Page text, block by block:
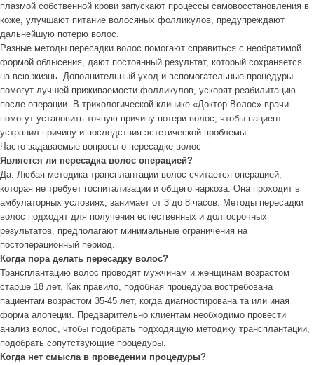
плазмой собственной крови запускают процессы самовосстановления в
коже, улучшают питание волосяных фолликулов, предупреждают
дальнейшую потерю волос.
Разные методы пересадки волос помогают справиться с необратимой
формой облысения, дают постоянный результат, который сохраняется
на всю жизнь. Дополнительный уход и вспомогательные процедуры
помогут лучшей приживаемости фолликулов, ускорят реабилитацию
после операции. В трихологической клинике «Доктор Волос» врачи
помогут установить точную причину потери волос, чтобы пациент
устранил причину и последствия эстетической проблемы.
Часто задаваемые вопросы о пересадке волос
Является ли пересадка волос операцией?
Да. Любая методика трансплантации волос считается операцией,
которая не требует госпитализации и общего наркоза. Она проходит в
амбулаторных условиях, занимает от 3 до 8 часов. Методы пересадки
волос подходят для получения естественных и долгосрочных
результатов, предполагают минимальные ограничения на
постоперационный период.
Когда пора делать пересадку волос?
Трансплантацию волос проводят мужчинам и женщинам возрастом
старше 18 лет. Как правило, подобная процедура востребована
пациентам возрастом 35-45 лет, когда диагностирована та или иная
форма алопеции. Предварительно клиентам необходимо провести
анализ волос, чтобы подобрать подходящую методику трансплантации,
подобрать сопутствующие процедуры.
Когда нет смысла в проведении процедуры?